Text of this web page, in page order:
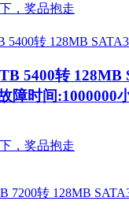
，奖品抱走
5400转 128MB
障时间:1000000
，奖品抱走